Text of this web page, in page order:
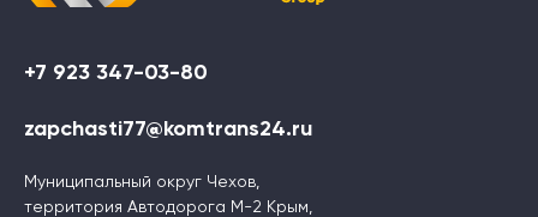
+7 923 347-03-80
zapchasti77@komtrans24.ru
Муниципальный округ Чехов,
территория Автодорога М-2 Крым,